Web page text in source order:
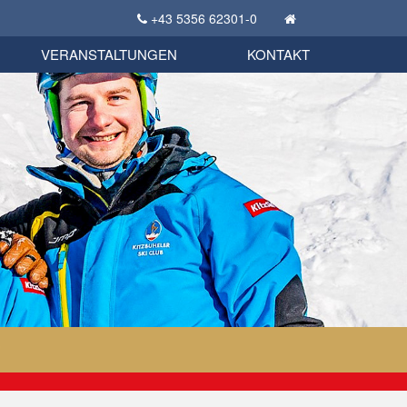
+43 5356 62301-0
KSC Sportgeschichte
Bekleidungsshop
VERANSTALTUNGEN KONTAKT